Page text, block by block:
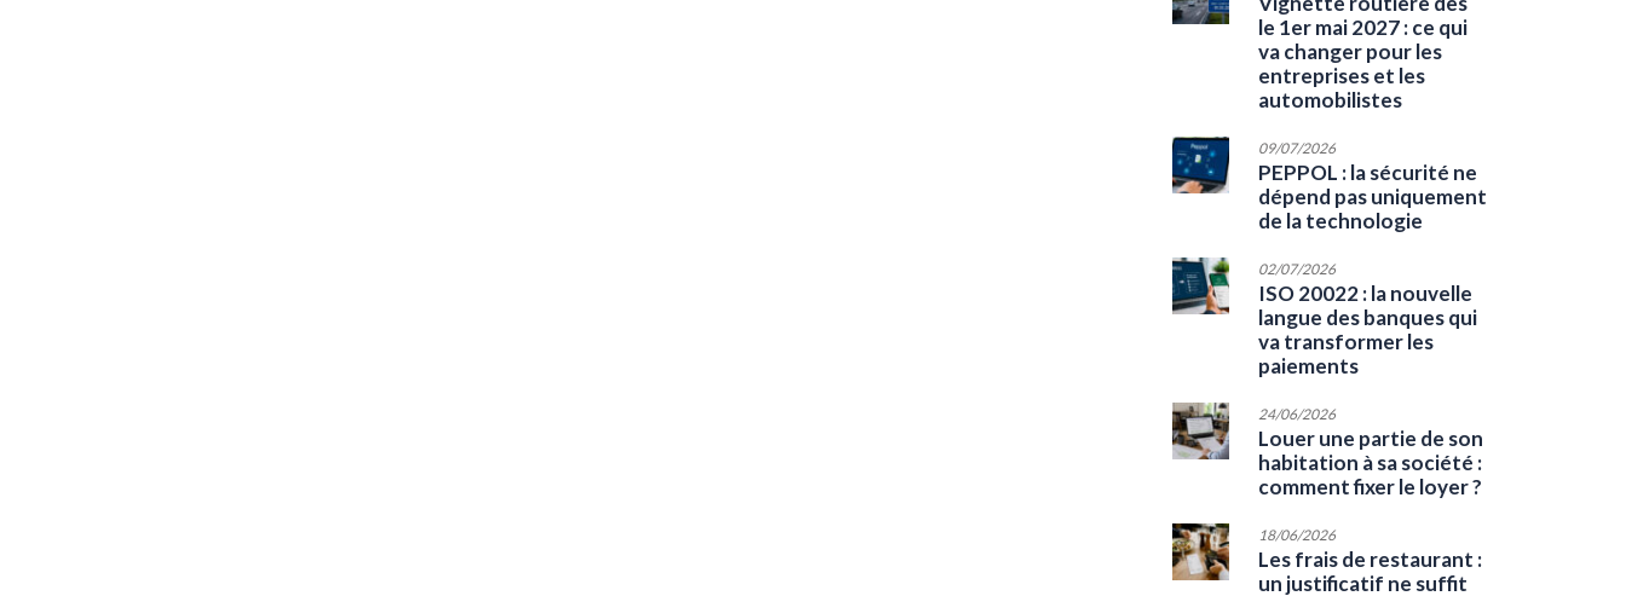
le 1er mai 2027 : ce qui
va changer pour les
entreprises et les
automobilistes
09/07/2026
PEPPOL : la sécurité ne
dépend pas uniquement
de la technologie
02/07/2026
ISO 20022 : la nouvelle
langue des banques qui
va transformer les
paiements
24/06/2026
Louer une partie de son
habitation à sa société :
comment fixer le loyer ?
18/06/2026
Les frais de restaurant :
un justificatif ne suffit